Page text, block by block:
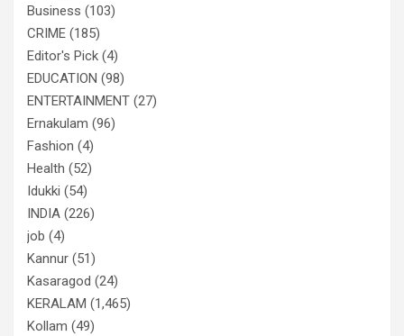
Business (103)
CRIME (185)
Editor's Pick (4)
EDUCATION (98)
ENTERTAINMENT (27)
Ernakulam (96)
Fashion (4)
Health (52)
Idukki (54)
INDIA (226)
job (4)
Kannur (51)
Kasaragod (24)
KERALAM (1,465)
Kollam (49)